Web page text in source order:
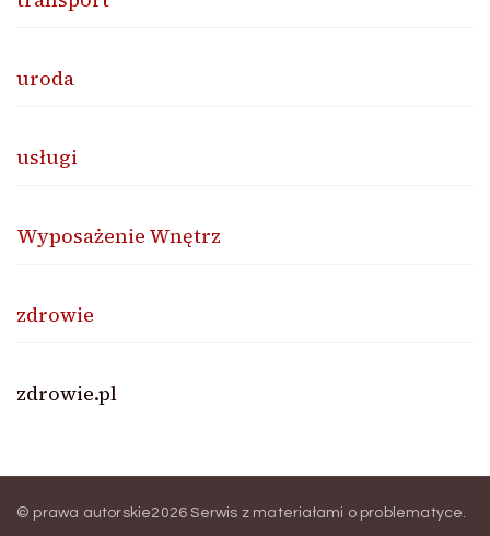
uroda
usługi
Wyposażenie Wnętrz
zdrowie
zdrowie.pl
© prawa autorskie2026Serwis z materiałami o problematyce.